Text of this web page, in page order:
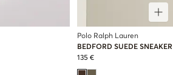
Polo Ralph Lauren
BEDFORD SUEDE SNEAKER
135 €